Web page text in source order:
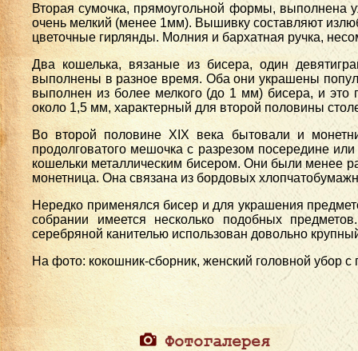
Вторая сумочка, прямоугольной формы, выполнена
очень мелкий (менее 1мм). Вышивку составляют
цветочные гирлянды. Молния и бархатная ручка,
Два кошелька, вязаные из бисера, один
выполнены в разное время. Оба они украшены
выполнен из более мелкого (до 1 мм) бисера, и это
около 1,5 мм, характерный для второй половины
Во второй половине XIX века бытовали и
продолговатого мешочка с разрезом посередине
кошельки металлическим бисером. Они были менее
монетница. Она связана из бордовых
Нередко применялся бисер и для украшения
собрании имеется несколько подобных
серебряной канителью использован довольно
На фото: кокошник-сборник, женский головной убор
Фотогалерея